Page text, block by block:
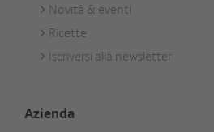
Footer
Aktuell
Novità & eventi
Ricette
Iscriversi alla newsletter
Azienda